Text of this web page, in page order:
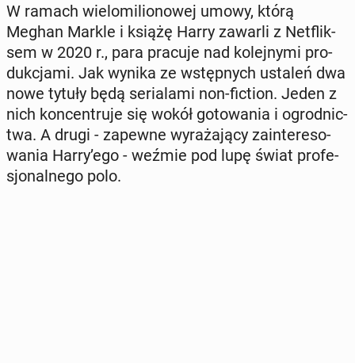
W ramach wie­lo­mi­lio­no­wej umowy, którą
Meghan Markle i książę Harry zawarli z Net­flik­
sem w 2020 r., para pracuje nad ko­lej­ny­mi pro­
duk­cja­mi. Jak wynika ze wstęp­nych ustaleń dwa
nowe tytuły będą se­ria­la­mi non-fiction. Jeden z
nich kon­cen­tru­je się wokół go­to­wa­nia i ogrod­nic­
twa. A drugi - zapewne wy­ra­ża­ją­cy za­in­te­re­so­
wa­nia Harry’ego - weźmie pod lupę świat pro­fe­
sjo­nal­ne­go polo.